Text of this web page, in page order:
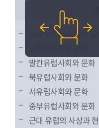
남동부유럽 사회와
남유럽사회와 문화
발칸유럽사회와 문화
북유럽사회와 문화
서유럽사회와 문화
중부유럽사회와 문화
근대 유럽의 사상과